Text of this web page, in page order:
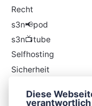
Recht
s3n📢pod
s3n📺tube
Selfhosting
Sicherheit
Thunderbird
Diese
verantwortlich